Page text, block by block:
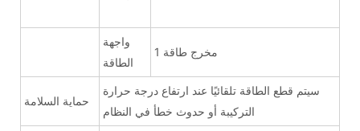
واجهة
الطاقة
1 مخرج طاقة
حماية السلامة
سيتم قطع الطاقة تلقائيًا عند ارتفاع درجة حرارة
التركيبة أو حدوث خطأ في النظام